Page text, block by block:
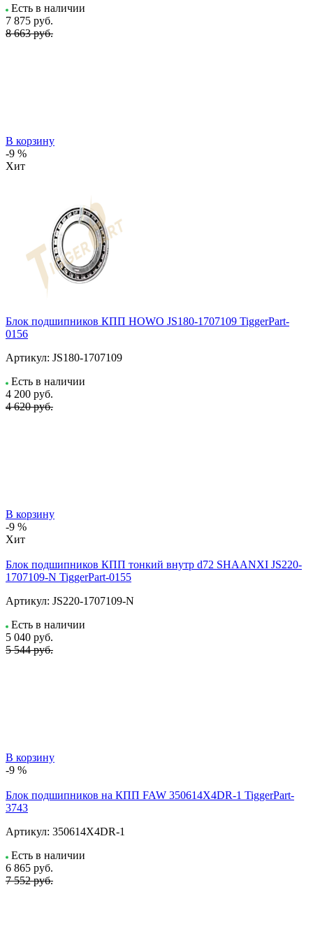
Есть в наличии
7 875 руб.
8 663 руб.
В корзину
-9 %
Хит
Блок подшипников КПП HOWO JS180-1707109 TiggerPart-
0156
Артикул: JS180-1707109
Есть в наличии
4 200 руб.
4 620 руб.
В корзину
-9 %
Хит
Блок подшипников КПП тонкий внутр d72 SHAANXI JS220-
1707109-N TiggerPart-0155
Артикул: JS220-1707109-N
Есть в наличии
5 040 руб.
5 544 руб.
В корзину
-9 %
Блок подшипников на КПП FAW 350614X4DR-1 TiggerPart-
3743
Артикул: 350614X4DR-1
Есть в наличии
6 865 руб.
7 552 руб.